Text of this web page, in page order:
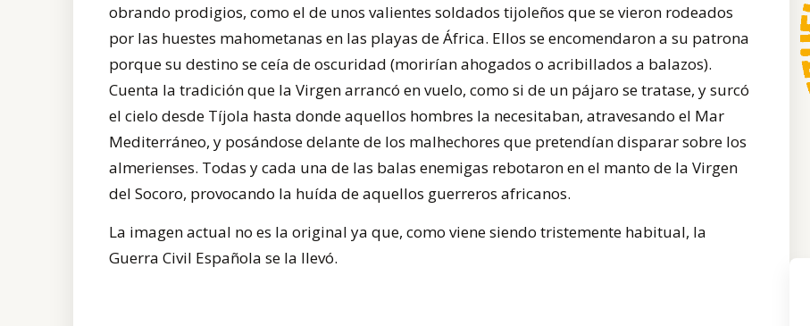
obrando prodigios, como el de unos valientes soldados tijoleños que se vieron rodeados
por las huestes mahometanas en las playas de África. Ellos se encomendaron a su patrona
porque su destino se ceía de oscuridad (morirían ahogados o acribillados a balazos).
Cuenta la tradición que la Virgen arrancó en vuelo, como si de un pájaro se tratase, y surcó
el cielo desde Tíjola hasta donde aquellos hombres la necesitaban, atravesando el Mar
Mediterráneo, y posándose delante de los malhechores que pretendían disparar sobre los
almerienses. Todas y cada una de las balas enemigas rebotaron en el manto de la Virgen
del Socoro, provocando la huída de aquellos guerreros africanos.
La imagen actual no es la original ya que, como viene siendo tristemente habitual, la
Guerra Civil Española se la llevó.